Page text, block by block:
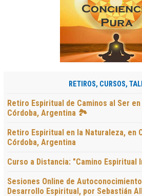
RETIROS, CURSOS,
Retiro Espiritual de Caminos al Ser
Córdoba, Argentina 🏞️
Retiro Espiritual en la Naturaleza, en
Córdoba, Argentina
Curso a Distancia: "Camino Espiritual
Sesiones Online de
Desarrollo Espiritual, por Sebastián